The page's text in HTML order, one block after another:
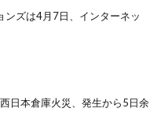
ンズは4月7日、インターネッ
日本倉庫火災、発生から5日余